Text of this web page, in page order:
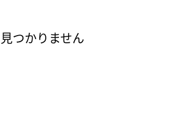
見つかりません